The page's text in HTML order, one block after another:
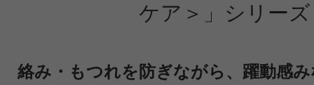
購入品：ディシプリン DP バン フル
毛量:多い
ケア＞」シリーズ
絡み・もつれを防ぎながら、躍動感